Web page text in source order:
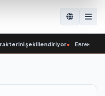
şekillendiriyor• Евгений